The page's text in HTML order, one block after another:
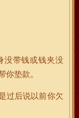
没带钱或钱夹没
你垫款。
过后说以前你欠